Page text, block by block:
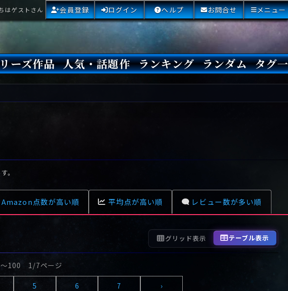
はゲストさん 会員登録 ログイン ヘルプ お問合せ メニュー
年版
) 年版
外)
(国内)
(海外)
賞
大賞
がすごい!』大賞
賞)
賞)
賞(CWA賞)
る
ーズ作品 人気・話題作
本日
3日間
今週
今月
最近閲覧された小説
ランキング
国内総合ランキング
海外総合ランキング
Amazon国内作品高評価
Amazon海外作品高評価
国内作品高評価
海外作品高評価
閲覧回数
オススメ投票回数
読書した人が多い小説
サイトランク
Sランク
Aランク
Bランク
Cランク
Dランク
Eランク
Fランク
ランダム タグ
初心者におすすめ
クローズド・サー
本格ミステリ
青春ミステリ
学園ミステリ
日常の謎
SFミステリ
倒叙ミステリ
警察小説
映画化
ドラマ化
その他をもっとみ
。
Amazon点数が高い順 平均点が高い順 レビュー数が多い順
グリッド表示 テーブル表示
100 1/7ページ
5 6 7 ›